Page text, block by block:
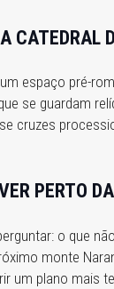
CATEDRAL
espaço pré-
se guardam
cruzes
PERTO
o que
monte
um plano mais